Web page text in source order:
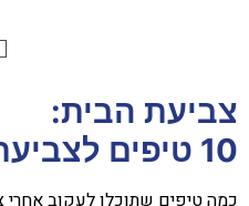
צביעת הבית:
10 טיפים לצביעת קיר מושלמת !
כמה טיפים שתוכלו לעקוב